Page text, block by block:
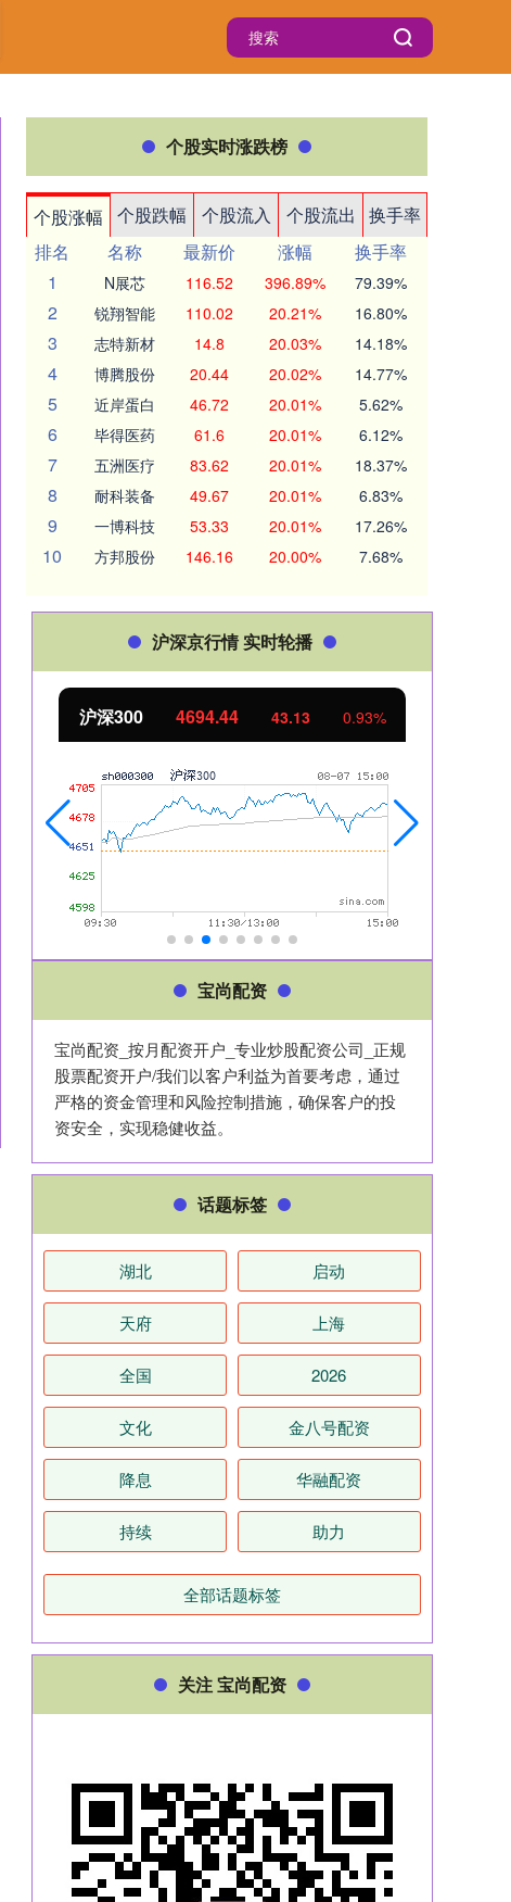
个股实时涨跌榜
个股涨幅 个股跌幅 个股流入 个股流出
换手率
排名
名称 最新价 涨幅
换手率
1
N展芯 116.52 396.89% 79.39%
2 锐翔智能 110.02 20.21% 16.80%
3 志特新材 14.8 20.03% 14.18%
4 博腾股份 20.44 20.02% 14.77%
5 近岸蛋白 46.72 20.01% 5.62%
6 毕得医药 61.6 20.01% 6.12%
7 五洲医疗 83.62 20.01% 18.37%
8 耐科装备 49.67 20.01% 6.83%
9 一博科技 53.33 20.01% 17.26%
10 方邦股份 146.16 20.00% 7.68%
沪深京行情 实时轮播
沪深300 4694.44 43.13 0.93%
宝尚配资
宝尚配资_按月配资开户_专业炒股配资公司_正规
股票配资开户/我们以客户利益为首要考虑，通过
严格的资金管理和风险控制措施，确保客户的投
资安全，实现稳健收益。
话题标签
湖北 启动
天府 上海
全国 2026
文化 金八号配资
降息 华融配资
持续 助力
全部话题标签
关注 宝尚配资